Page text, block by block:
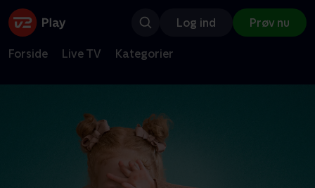
Log ind Prøv nu
Forside Live TV Kategorier